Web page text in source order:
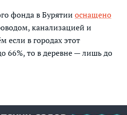
фонда в Бурятии оснащено
канализацией и
если в городах этот
66%, то в деревне — лишь до